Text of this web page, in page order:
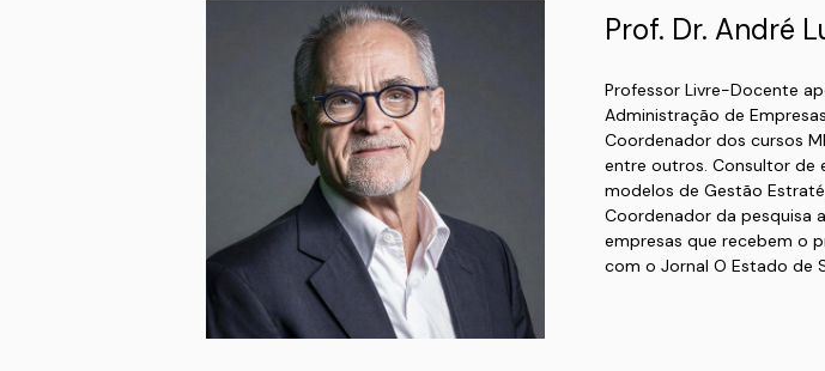
Prof. Dr. André
Professor Livre-Docente
Administração de
Coordenador dos cursos
entre outros. Consultor de
modelos de Gestão
Coordenador da pesquisa
empresas que recebem o
com o Jornal O Estado de